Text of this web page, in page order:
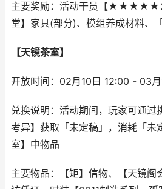
主要奖励：活动干员【★★★★★
堂】家具(部分)、模组养成材料、
【天镜茶室】
开放时间：02月10日 12:00 - 03
兑换说明：活动期间，玩家可通过
考异】获取「未定稿」，消耗「未
室】中物品
主要物品：【矩】信物、【天镜阁